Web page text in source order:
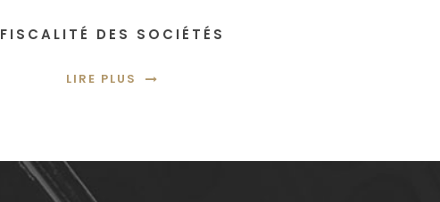
FISCALITÉ DES SOCIÉTÉS
LIRE PLUS